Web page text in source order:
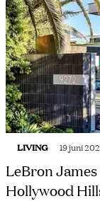
LIVING 19 juni
LeBron
Hollywood